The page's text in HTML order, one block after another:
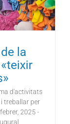
la
d'activitats
treballar per
2025 -